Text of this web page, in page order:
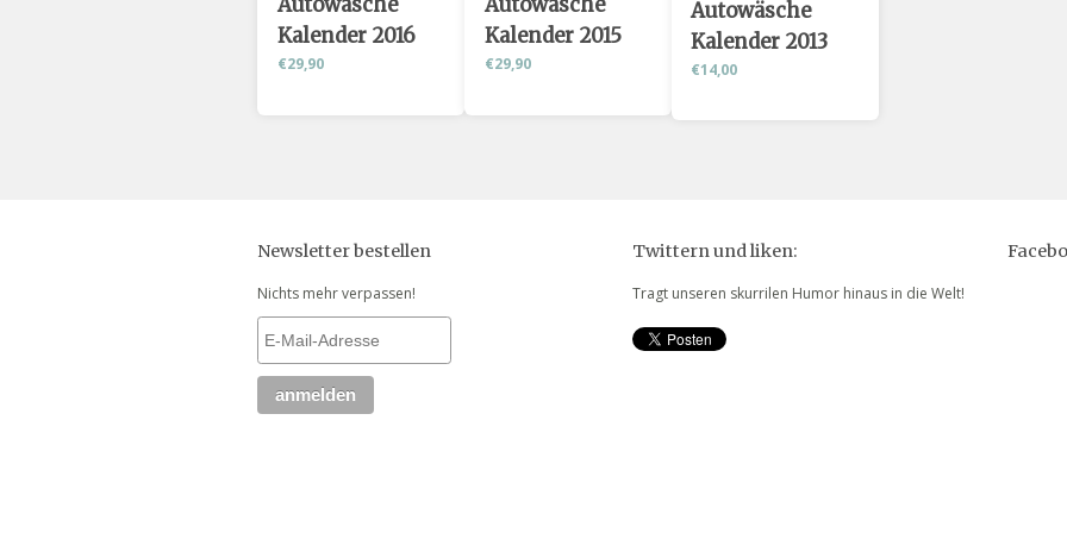
Autowäsche
Kalender 2016
€29,90
Autowäsche
Kalender 2015
€29,90
Autowäsche
Kalender 2013
€14,00
Newsletter bestellen
Nichts mehr verpassen!
Twittern und liken:
Tragt unseren skurrilen Humor hinaus in die Welt!